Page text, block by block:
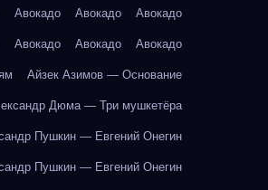
Авокадо Авокадо Авокадо
Авокадо Авокадо Авокадо
Айзек Азимов — Основание
Дюма — Три мушкетёра
Пушкин — Евгений Онегин
Пушкин — Евгений Онегин